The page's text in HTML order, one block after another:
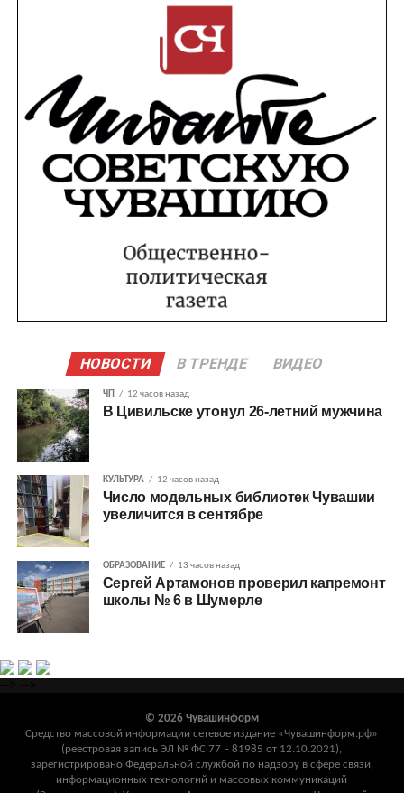
НОВОСТИ В ТРЕНДЕ ВИДЕО
ЧП 12 часов назад
В Цивильске утонул 26-летний мужчина
КУЛЬТУРА 12 часов назад
Число модельных библиотек Чувашии
увеличится в сентябре
ОБРАЗОВАНИЕ 13 часов назад
Сергей Артамонов проверил капремонт
школы № 6 в Шумерле
© 2026 Чувашинформ
Средство массовой информации сетевое издание «Чувашинформ.рф»
(реестровая запись ЭЛ № ФС 77 – 81985 от 12.10.2021),
зарегистрировано Федеральной службой по надзору в сфере связи,
информационных технологий и массовых коммуникаций